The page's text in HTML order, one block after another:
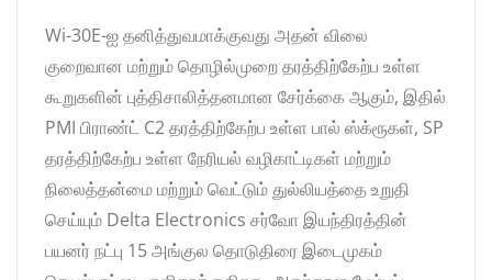
Wi-30E-ஐ தனித்துவமாக்குவது அதன் விலை
குறைவான மற்றும் தொழில்முறை தரத்திற்கேற்ப உள்ள
கூறுகளின் புத்திசாலித்தனமான சேர்க்கை ஆகும், இதில்
PMI பிராண்ட் C2 தரத்திற்கேற்ப உள்ள பால் ஸ்க்ரூகள், SP
தரத்திற்கேற்ப உள்ள நேரியல் வழிகாட்டிகள் மற்றும்
நிலைத்தன்மை மற்றும் வெட்டும் துல்லியத்தை உறுதி
செய்யும் Delta Electronics சர்வோ இயந்திரத்தின்
பயனர் நட்பு 15 அங்குல தொடுதிரை இடைமுகம்